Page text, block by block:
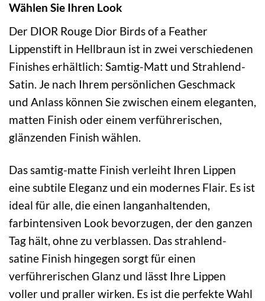
Wählen Sie Ihren Look
Der DIOR Rouge Dior Birds of a Feather
Lippenstift in Hellbraun ist in zwei verschiedenen
Finishes erhältlich: Samtig-Matt und Strahlend-
Satin. Je nach Ihrem persönlichen Geschmack
und Anlass können Sie zwischen einem eleganten,
matten Finish oder einem verführerischen,
glänzenden Finish wählen.
Das samtig-matte Finish verleiht Ihren Lippen
eine subtile Eleganz und ein modernes Flair. Es ist
ideal für alle, die einen langanhaltenden,
farbintensiven Look bevorzugen, der den ganzen
Tag hält, ohne zu verblassen. Das strahlend-
satine Finish hingegen sorgt für einen
verführerischen Glanz und lässt Ihre Lippen
voller und praller wirken. Es ist die perfekte Wahl